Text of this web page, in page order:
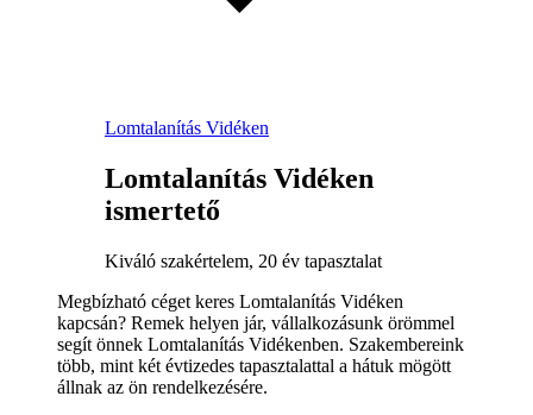
Lomtalanítás Vidéken
Lomtalanítás Vidéken
ismertető
Kiváló szakértelem, 20 év tapasztalat
Megbízható céget keres Lomtalanítás Vidéken
kapcsán? Remek helyen jár, vállalkozásunk örömmel
segít önnek Lomtalanítás Vidékenben. Szakembereink
több, mint két évtizedes tapasztalattal a hátuk mögött
állnak az ön rendelkezésére.